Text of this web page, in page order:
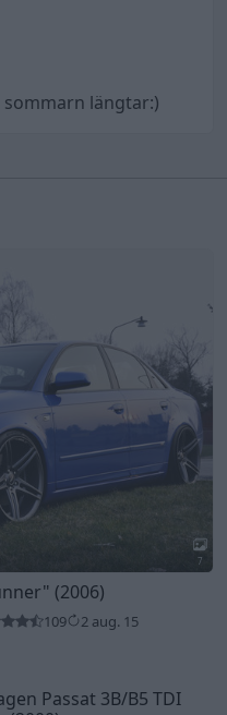
längtar:)
7
(2006)
109 2 aug. 15
Passat 3B/B5 TDI